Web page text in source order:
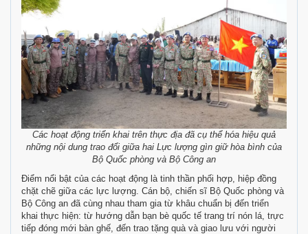
Các hoạt động triển khai trên thực địa đã cụ thể hóa hiệu quả
những nội dung trao đổi giữa hai Lực lượng gìn giữ hòa bình của
Bộ Quốc phòng và Bộ Công an
Điểm nổi bật của các hoạt động là tinh thần phối hợp, hiệp đồng
chặt chẽ giữa các lực lượng. Cán bộ, chiến sĩ Bộ Quốc phòng và
Bộ Công an đã cùng nhau tham gia từ khâu chuẩn bị đến triển
khai thực hiện: từ hướng dẫn bạn bè quốc tế trang trí nón lá, trực
tiếp đóng mới bàn ghế, đến trao tặng quà và giao lưu với người